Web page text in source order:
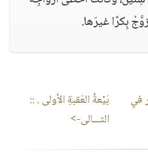
بِكرًا غيرَها.
في
بَيْعةُ العَقبةِ الأولى . ::
التـــالى->